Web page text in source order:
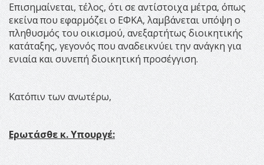
Επισημαίνεται, τέλος, ότι σε αντίστοιχα μέτρα, όπως
εκείνα που εφαρμόζει ο ΕΦΚΑ, λαμβάνεται υπόψη ο
πληθυσμός του οικισμού, ανεξαρτήτως διοικητικής
κατάταξης, γεγονός που αναδεικνύει την ανάγκη για
ενιαία και συνεπή διοικητική προσέγγιση.
Κατόπιν των ανωτέρω,
Ερωτάσθε κ. Υπουργέ: